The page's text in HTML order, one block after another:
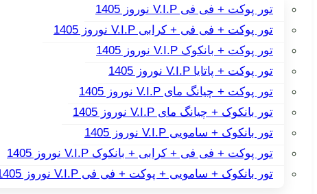
تور پوکت + فی فی V.I.P نوروز 1405
تور پوکت + فی فی + کرابی V.I.P نوروز 1405
تور پوکت + بانکوک V.I.P نوروز 1405
تور پوکت + پاتایا V.I.P نوروز 1405
تور پوکت + چیانگ مای V.I.P نوروز 1405
تور بانکوک + چیانگ مای V.I.P نوروز 1405
تور بانکوک + سامویی V.I.P نوروز 1405
تور پوکت + فی فی + کرابی + بانکوک V.I.P نوروز 1405
تور بانکوک + سامویی + پوکت + فی فی V.I.P نوروز 1405